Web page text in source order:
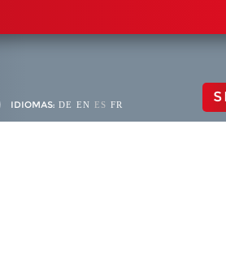
IDIOMAS: DE EN ES FR